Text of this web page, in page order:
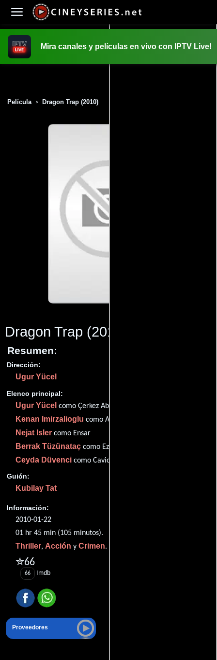
Mira canales y películas en vivo con IPTV Live!
Película > Dragon Trap (2010)
Dragon Trap (2010)
Resumen:
Dirección:
Ugur Yücel
Elenco principal:
Ugur Yücel como Çerkez Abbas
Kenan Imirzalioglu como Akrep Celal
Nejat Isler como Ensar
Berrak Tüzünataç como Ezo
Ceyda Düvenci como Cavidan Sonay
Guión:
Kubilay Tat
Información:
2010-01-22
01 hr 45 min (105 minutos).
Thriller, Acción y Crimen.
✮66
66 Imdb
Proveedores